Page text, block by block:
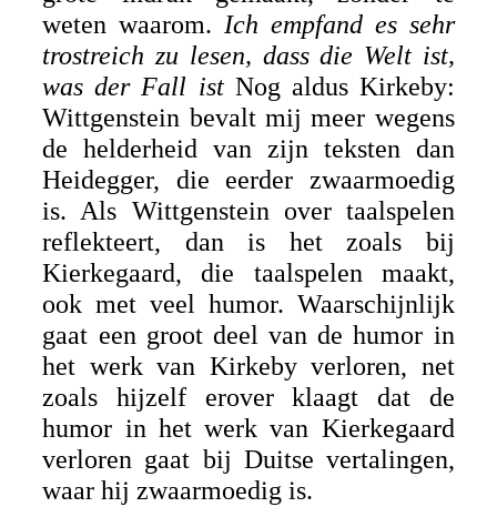
weten waarom.Ich empfand es sehr
trostreich zu lesen, dass die Welt ist,
was der Fall ist Nog aldus Kirkeby:
Wittgenstein bevalt mij meer wegens
de helderheid van zijn teksten dan
Heidegger, die eerder zwaarmoedig
is. Als Wittgenstein over taalspelen
reflekteert, dan is het zoals bij
Kierkegaard, die taalspelen maakt,
ook met veel humor. Waarschijnlijk
gaat een groot deel van de humor in
het werk van Kirkeby verloren, net
zoals hijzelf erover klaagt dat de
humor in het werk van Kierkegaard
verloren gaat bij Duitse vertalingen,
waar hij zwaarmoedig is.